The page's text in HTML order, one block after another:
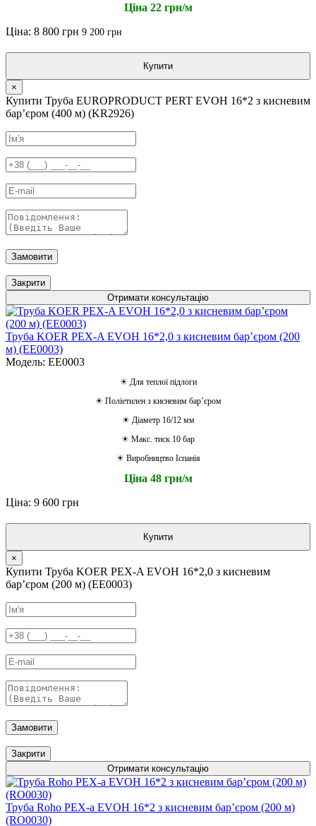
Ціна 22 грн/м
Ціна: 8 800 грн 9 200 грн
Купити
×
Купити Труба EUROPRODUCT PERT EVOH 16*2 з кисневим
барʼєром (400 м) (KR2926)
Замовити
Закрити
Отримати консультацію
Труба KOER PEX-A EVOH 16*2,0 з кисневим барʼєром (200
м) (EE0003)
Модель: EE0003
☀ Для теплої підлоги
☀ Поліетилен з кисневим барʼєром
☀ Діаметр 16/12 мм
☀ Макс. тиск 10 бар
☀ Виробництво Іспанія
Ціна 48 грн/м
Ціна: 9 600 грн
Купити
×
Купити Труба KOER PEX-A EVOH 16*2,0 з кисневим
барʼєром (200 м) (EE0003)
Замовити
Закрити
Отримати консультацію
Труба Roho PEX-a EVOH 16*2 з кисневим барʼєром (200 м)
(RO0030)